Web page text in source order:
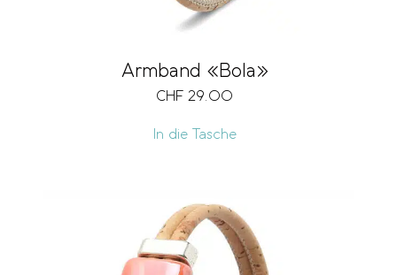
Armband «Bola»
CHF 29.00
In die Tasche